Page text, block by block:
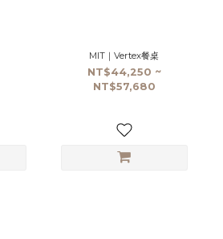
MIT｜Vertex餐桌
NT$44,250 ~
NT$57,680